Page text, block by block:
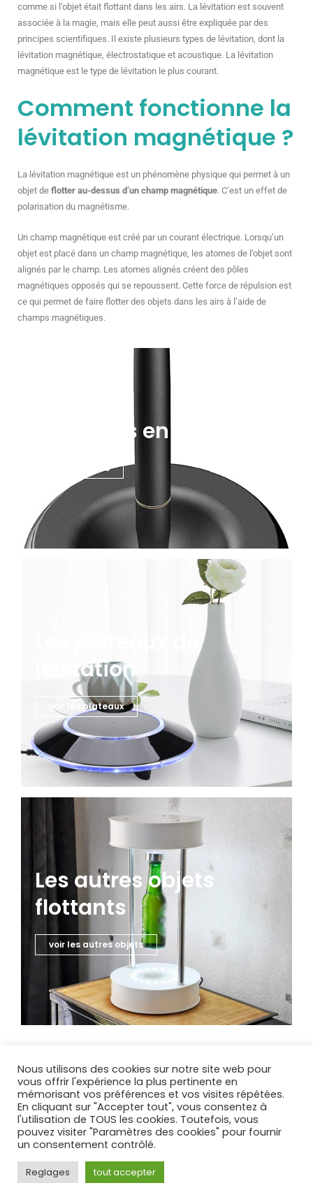
comme si l’objet était flottant dans les airs. La lévitation est souvent
associée à la magie, mais elle peut aussi être expliquée par des
principes scientifiques. Il existe plusieurs types de lévitation, dont la
lévitation magnétique, électrostatique et acoustique. La lévitation
magnétique est le type de lévitation le plus courant.
Comment fonctionne la
lévitation magnétique ?
La lévitation magnétique est un phénomène physique qui permet à un
objet de flotter au-dessus d’un champ magnétique. C’est un effet de
polarisation du magnétisme.
Un champ magnétique est créé par un courant électrique. Lorsqu’un
objet est placé dans un champ magnétique, les atomes de l’objet sont
alignés par le champ. Les atomes alignés créent des pôles
magnétiques opposés qui se repoussent. Cette force de répulsion est
ce qui permet de faire flotter des objets dans les airs à l’aide de
champs magnétiques.
Les stylos en levitation
voir les stylos
levitation
voir les plateaux
Les autres objets
flottants
voir les autres objets
Livraison gratuite
La livraison est gratuite sur de nombreux produits que
nous avons sélectionnés.
Nous utilisons des cookies sur notre site web pour
vous offrir l'expérience la plus pertinente en
mémorisant vos préférences et vos visites répétées.
En cliquant sur "Accepter tout", vous consentez à
l'utilisation de TOUS les cookies. Toutefois, vous
pouvez visiter "Paramètres des cookies" pour fournir
un consentement contrôlé.
Reglages tout accepter